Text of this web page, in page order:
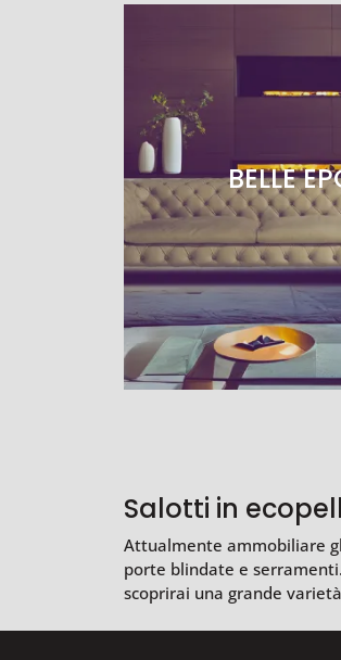
BELLE
Salotti in
Attualmente ammobiliare
porte blindate e
scoprirai una grande